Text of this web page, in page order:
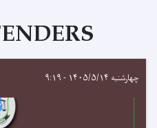
چهارشنبه ۱۴۰۵/۵/۱۴ - ۹:۱۹